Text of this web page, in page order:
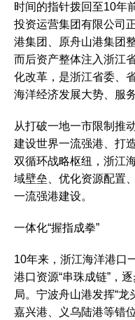
时间的指针拨回至10年
投资运营集团有限公司
港集团、原舟山港集团
而后资产整体注入浙江
化改革，是浙江省委、
海洋经济发展大势、服
从打破一地一市限制推
建设世界一流强港、打
双循环战略枢纽，浙江
域壁垒、优化资源配置
一流强港建设。
一体化“握指成拳”
10年来，浙江海洋港口
港口资源“串珠成链”，
局。宁波舟山港发挥“龙
嘉兴港、义乌陆港等错